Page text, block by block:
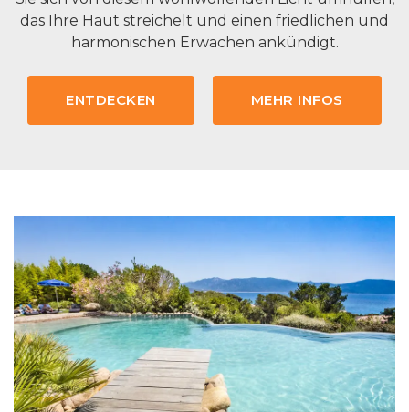
das Ihre Haut streichelt und einen friedlichen und
harmonischen Erwachen ankündigt.
ENTDECKEN MEHR INFOS